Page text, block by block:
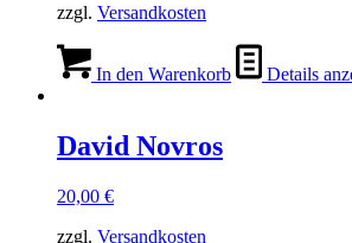
zzgl. Versandkosten
In den Warenkorb Details
David Novros
20,00 €
zzgl. Versandkosten